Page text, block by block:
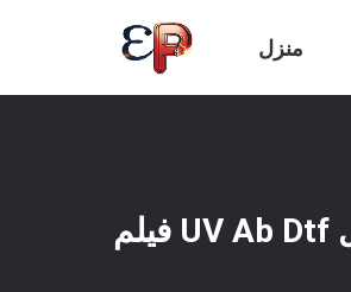
منزل
الطباعة الرقمية A3 UV Dt فيلم نقل UV Ab Dtf فيلم